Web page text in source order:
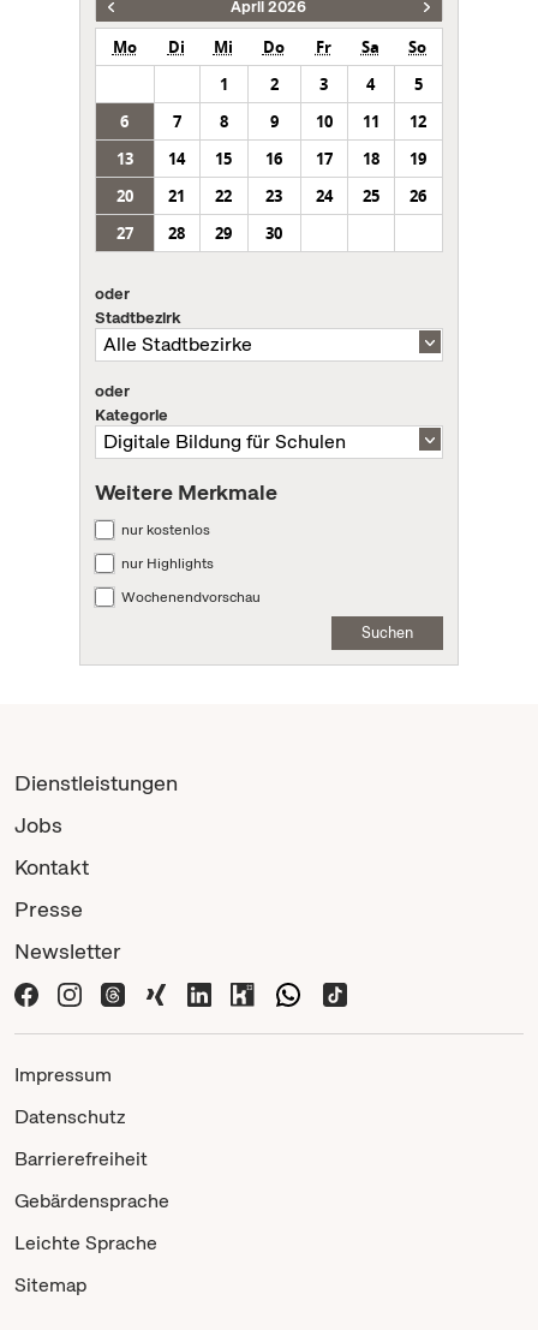
April 2026
Mo Di Mi Do Fr Sa
So
1
2 3 4
5
6
7 8 9 10 11
12
13
14 15 16 17 18
19
20
21 22 23 24 25
26
27
28 29 30
oder
Stadtbezirk
oder
Kategorie
Weitere Merkmale
nur kostenlos
nur Highlights
Wochenendvorschau
Suchen
Dienstleistungen
Jobs
Kontakt
Presse
Newsletter
Impressum
Datenschutz
Barrierefreiheit
Gebärdensprache
Leichte Sprache
Sitemap